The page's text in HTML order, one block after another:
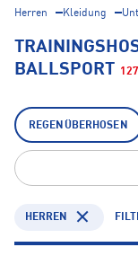
Herren Kleidung
BALLSPORT
127
REGENÜBERHOSEN
HERREN